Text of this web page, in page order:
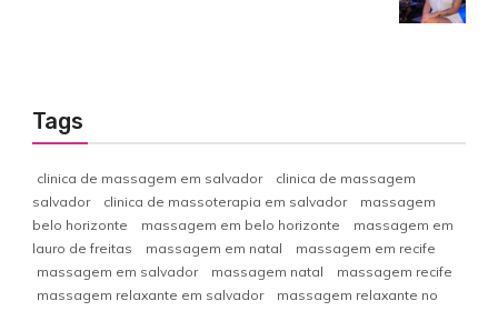
Tags
clinica de massagem em salvador
clinica de massagem
salvador
clinica de massoterapia em salvador
massagem
belo horizonte
massagem em belo horizonte
massagem em
lauro de freitas
massagem em natal
massagem em recife
massagem em salvador
massagem natal
massagem recife
massagem relaxante em salvador
massagem relaxante no